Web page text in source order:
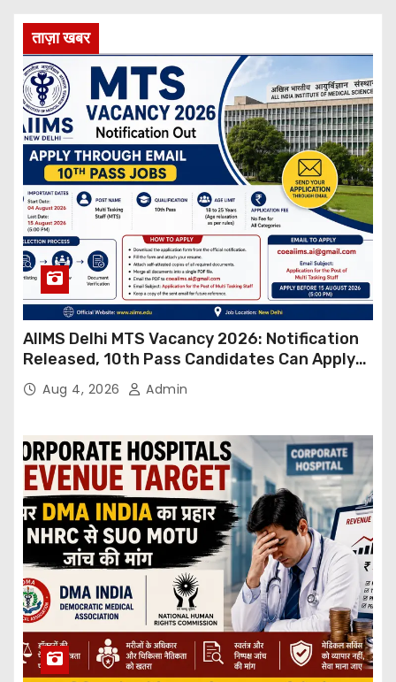
ताज़ा खबर
AIIMS Delhi MTS Vacancy 2026: Notification
Released, 10th Pass Candidates Can Apply
Through Email
Aug 4, 2026 Admin